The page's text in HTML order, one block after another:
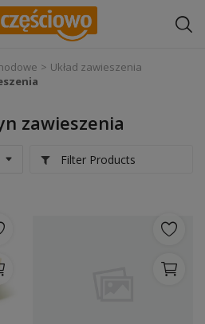
Układ zawieszenia
zawieszenia
Filter Products